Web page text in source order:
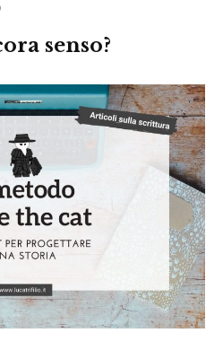
senso?